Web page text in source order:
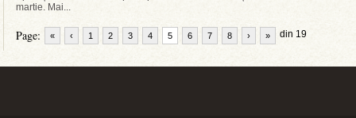
martie. Mai...
Page: « ‹ 1 2 3 4 5 6 7 8 din 19
› »